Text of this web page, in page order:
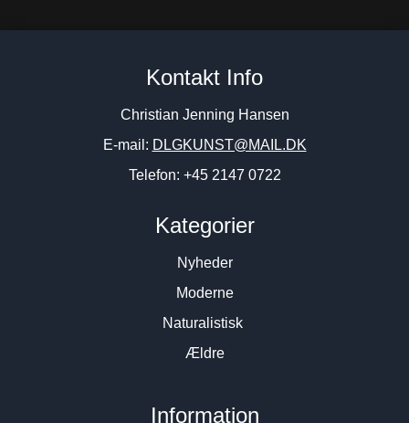
Kontakt Info
Christian Jenning Hansen
E-mail: DLGKUNST@MAIL.DK
Telefon: +45 2147 0722
Kategorier
Nyheder
Moderne
Naturalistisk
Ældre
Information